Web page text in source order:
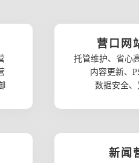
营口网
托管维护、省心
内容更新、
数据安全
新闻